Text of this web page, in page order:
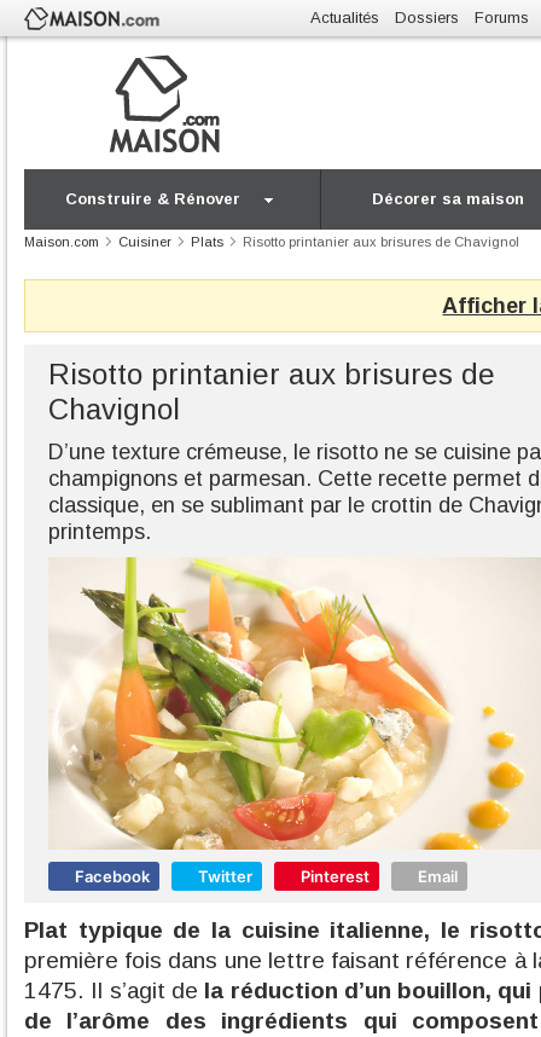
Actualités Dossiers Forums
Construire & Rénover Décorer sa maison
Maison.com Cuisiner Plats Risotto printanier aux brisures de Chavignol
Afficher
Risotto printanier aux brisures de
Chavignol
D’une texture crémeuse, le risotto ne se cuisine
champignons et parmesan. Cette recette permet
classique, en se sublimant par le crottin de
printemps.
Facebook Twitter Pinterest Email
Plat typique de la cuisine italienne, le
première fois dans une lettre faisant référence à
1475. Il s’agit de la réduction d’un bouillon,
de l’arôme des ingrédients qui